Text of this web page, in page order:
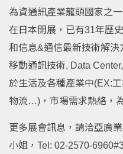
為資通訊產業龍頭國家之
在日本開展，已有31年歷
和信息&通信最新技術解決
移動通訊技術, Data
於生活及各種產業中(EX:
物流…)，市場需求熱絡，
更多展會訊息，請洽亞廣
小姐，Tel: 02-2570-